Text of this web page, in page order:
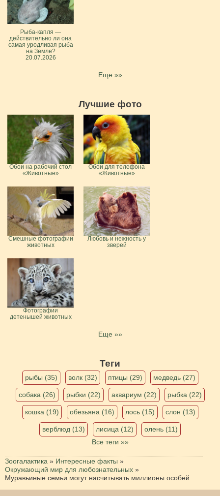
Рыба-капля —
действительно ли она
самая уродливая рыба
на Земле?
20.07.2026
Еще »»
Лучшие фото
Обои на рабочий стол
«Животные»
Обои для телефона
«Животные»
Смешные фотографии
животных
Любовь и нежность у
зверей
Фотографии
детенышей животных
Еще »»
Теги
рыбы (35) волк (32) птицы (29) медведь (27)
собака (26) рыбки (22) аквариум (22) рыбка (22)
кошка (19) обезьяна (16) лось (15) слон (13)
верблюд (13) лисица (12)
олень (11)
Все теги »»
Зоогалактика » Интересные факты »
Окружающий мир для любознательных »
Муравьиные семьи могут насчитывать миллионы особей